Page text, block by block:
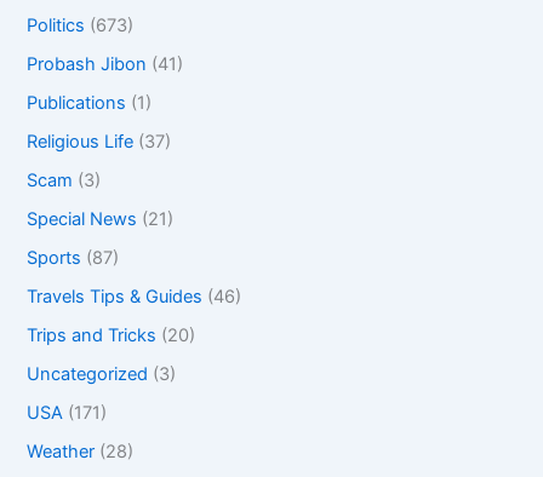
Politics (673)
Probash Jibon (41)
Publications (1)
Religious Life (37)
Scam (3)
Special News (21)
Sports (87)
Travels Tips & Guides (46)
Trips and Tricks (20)
Uncategorized (3)
USA (171)
Weather (28)